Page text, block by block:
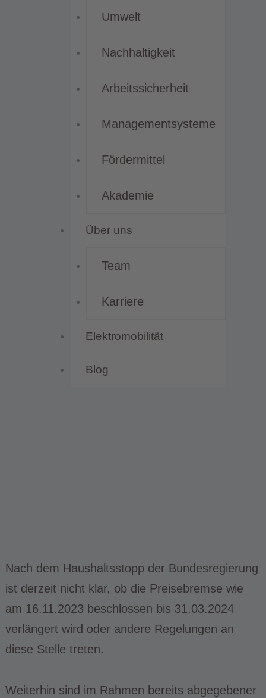
Umwelt
Nachhaltigkeit
Arbeitssicherheit
Managementsysteme
Fördermittel
Akademie
Über uns
Team
Karriere
Elektromobilität
Blog
Nach dem Haushaltsstopp der Bundesregierung
ist derzeit nicht klar, ob die Preisebremse wie
am 16.11.2023 beschlossen bis 31.03.2024
verlängert wird oder andere Regelungen an
diese Stelle treten.
Weiterhin sind im Rahmen bereits abgegebener